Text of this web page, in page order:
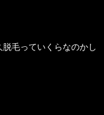
脱毛っていくらなのかし